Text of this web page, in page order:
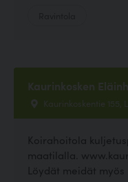
Kaurinkosken
Kaurinkoskentie 155,
Koirahoitola
maatilalla.
Löydät meidät myös